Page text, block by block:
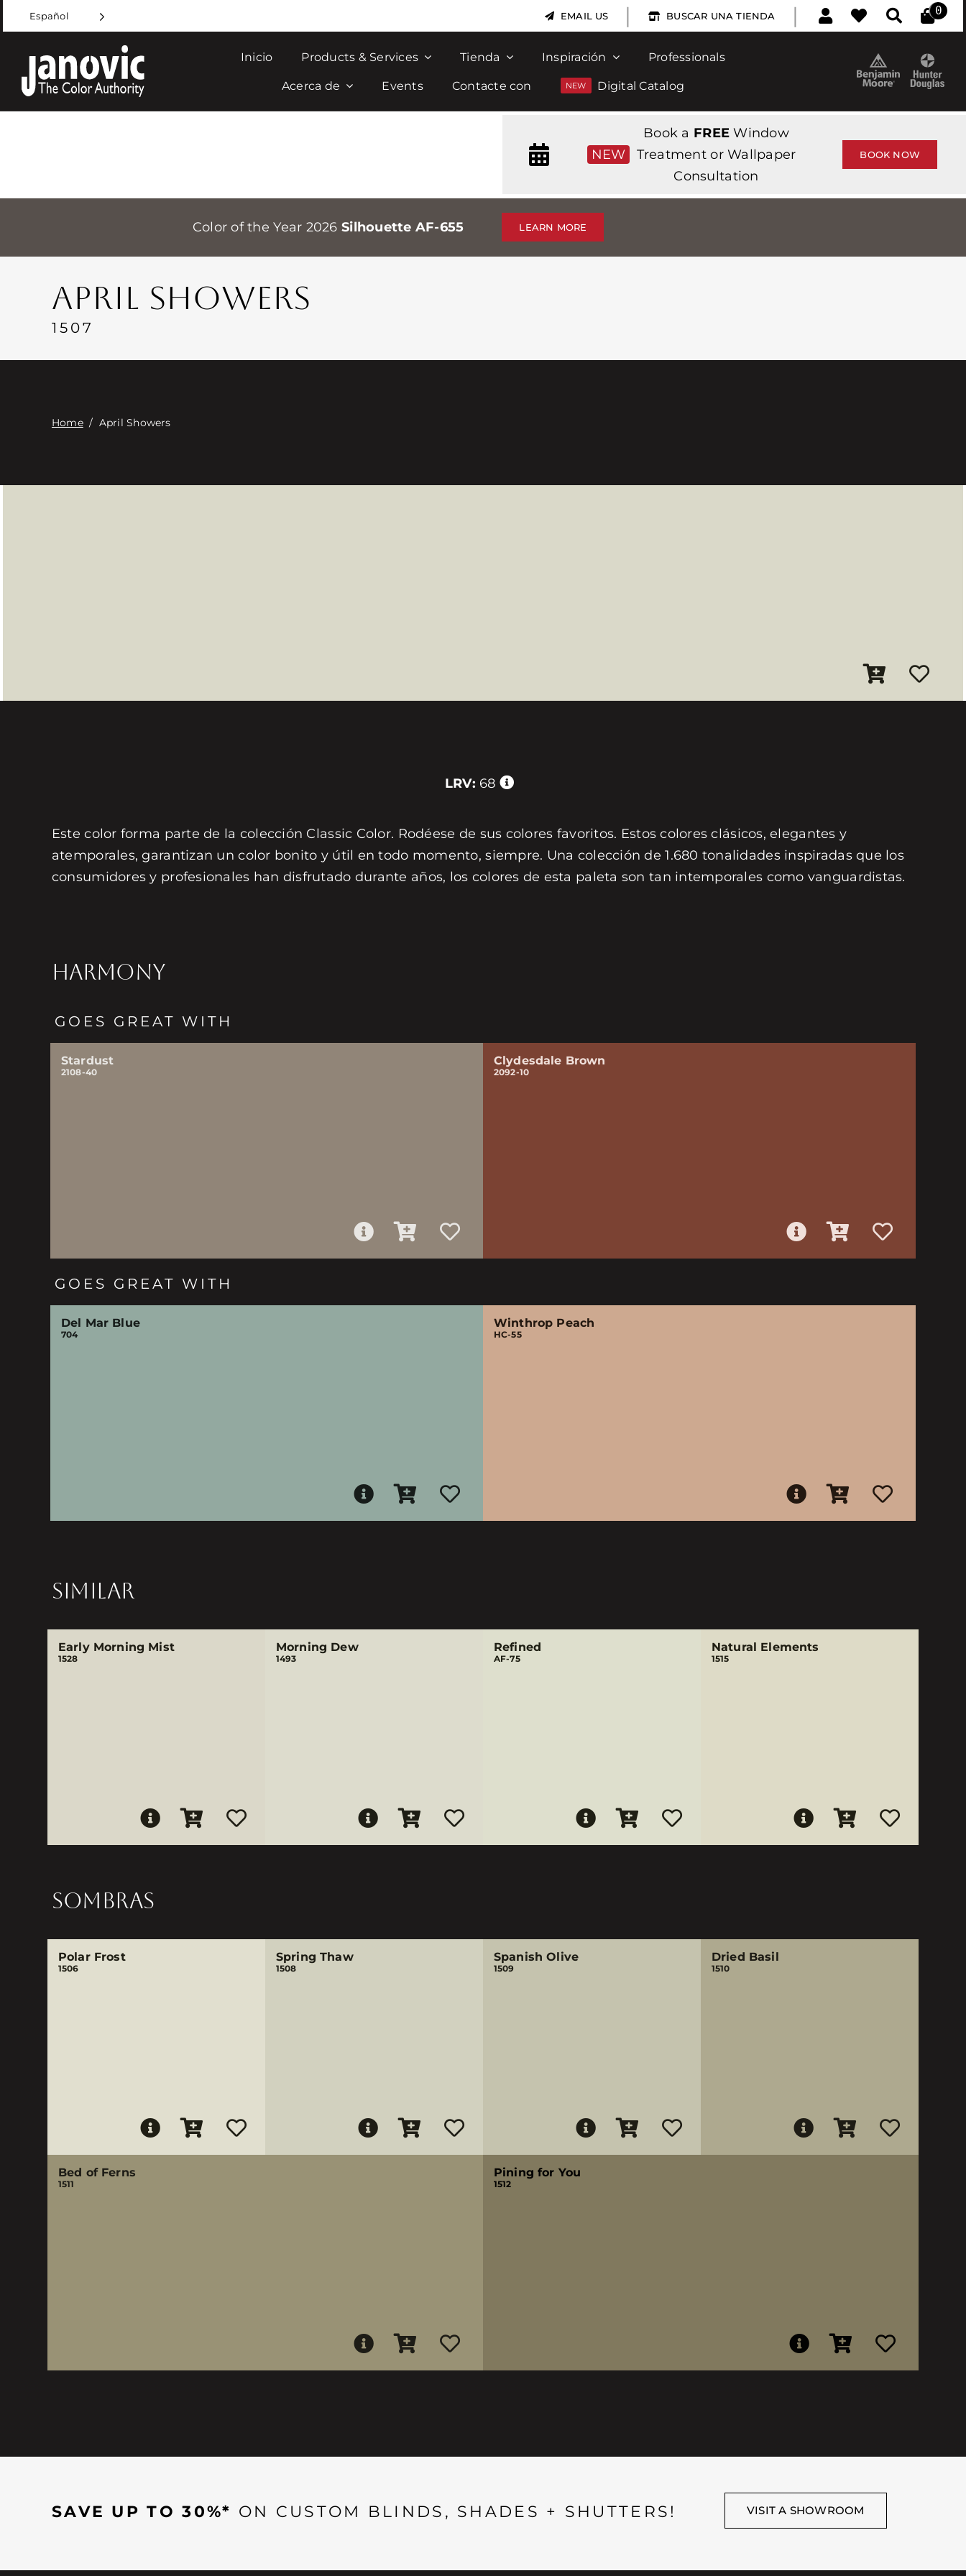
to
content
Español EMAIL US | BUSCAR UNA TIENDA | 0
Inicio Products & Services Tienda Inspiración Professionals
Acerca de Events Contacte con Digital Catalog
NEW
Book a FREE Window
Treatment or Wallpaper
Consultation
BOOK NOW
Color of the Year 2026 Silhouette AF-655 LEARN MORE
APRIL SHOWERS
1507
Home/ April Showers
LRV: 68
Este color forma parte de la colección Classic Color. Rodéese de sus colores favoritos. Estos colores clásicos, elegantes y
atemporales, garantizan un color bonito y útil en todo momento, siempre. Una colección de 1.680 tonalidades inspiradas que los
consumidores y profesionales han disfrutado durante años, los colores de esta paleta son tan intemporales como vanguardistas.
HARMONY
GOES GREAT WITH
Stardust
2108-40
Clydesdale Brown
2092-10
GOES GREAT WITH
Del Mar Blue
704
Winthrop Peach
HC-55
SIMILAR
Early Morning Mist
1528
Morning Dew
1493
Refined
AF-75
Natural Elements
1515
SOMBRAS
Polar Frost
1506
Spring Thaw
1508
Spanish Olive
1509
Dried Basil
1510
Bed of Ferns
1511
Pining for You
1512
SAVE UP TO 30%* ON CUSTOM BLINDS, SHADES + SHUTTERS! VISIT A SHOWROOM